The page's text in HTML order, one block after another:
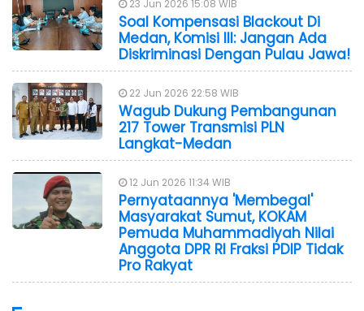
23 Jun 2026 15:08 WIB
Soal Kompensasi Blackout Di
Medan, Komisi III: Jangan Ada
Diskriminasi Dengan Pulau Jawa!
22 Jun 2026 22:58 WIB
Wagub Dukung Pembangunan
217 Tower Transmisi PLN
Langkat-Medan
12 Jun 2026 11:34 WIB
Pernyataannya 'Membegal'
Masyarakat Sumut, KOKAM
Pemuda Muhammadiyah Nilai
Anggota DPR RI Fraksi PDIP Tidak
Pro Rakyat